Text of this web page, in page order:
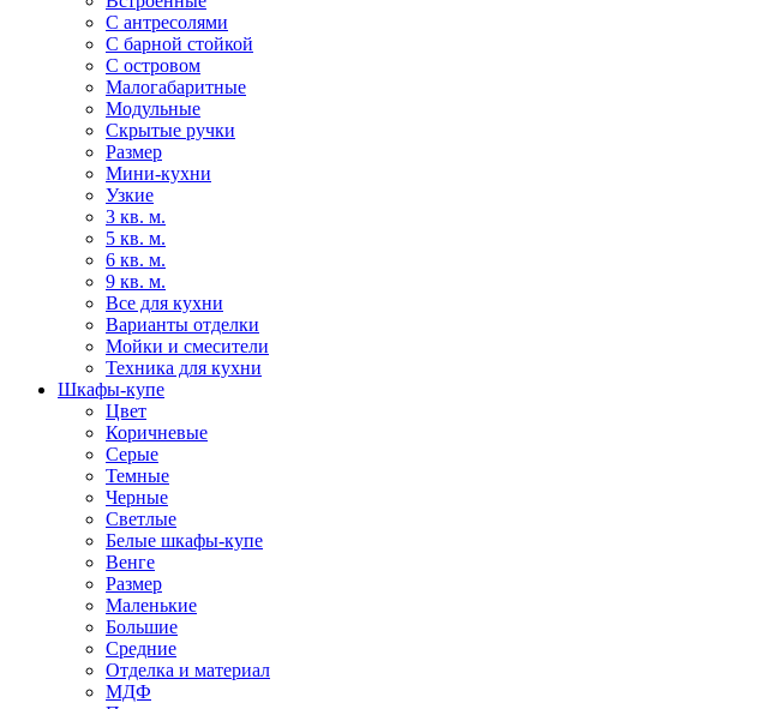
С антресолями
С барной стойкой
С островом
Малогабаритные
Модульные
Скрытые ручки
Размер
Мини-кухни
Узкие
3 кв. м.
5 кв. м.
6 кв. м.
9 кв. м.
Все для кухни
Варианты отделки
Мойки и смесители
Техника для кухни
Шкафы-купе
Цвет
Коричневые
Серые
Темные
Черные
Светлые
Белые шкафы-купе
Венге
Размер
Маленькие
Большие
Средние
Отделка и материал
МДФ